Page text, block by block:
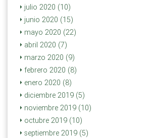
julio 2020 (10)
junio 2020 (15)
mayo 2020 (22)
abril 2020 (7)
marzo 2020 (9)
febrero 2020 (8)
enero 2020 (8)
diciembre 2019 (5)
noviembre 2019 (10)
octubre 2019 (10)
septiembre 2019 (5)